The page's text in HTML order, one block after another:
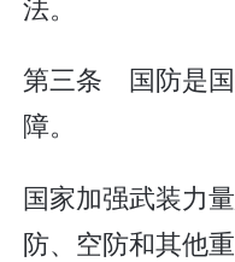
第三条 国防是国
障。
国家加强武装力
防、空防和其他